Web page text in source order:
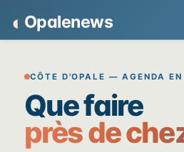
◐ Opalenews
Opalenews —
CÔTE D'OPALE — AGENDA EN
Que faire
près de